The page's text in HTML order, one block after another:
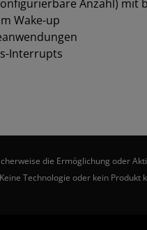
Anzahl) mit
Wake-up
Interrupts
die Ermöglichung oder
Technologie oder kein Produkt